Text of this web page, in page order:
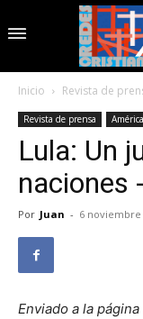
Inicio Revista de
Revista de prensa
Lula: Un
naciones
Por Juan - 6 noviembre
Enviado a la